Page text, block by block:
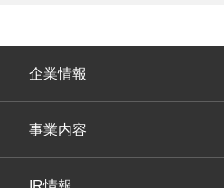
企業情報
事業内容